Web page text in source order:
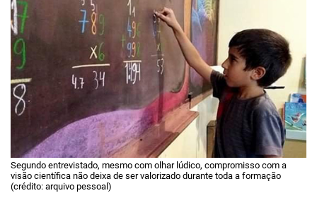
Segundo entrevistado, mesmo com olhar lúdico, compromisso com a
visão científica não deixa de ser valorizado durante toda a formação
(crédito: arquivo pessoal)